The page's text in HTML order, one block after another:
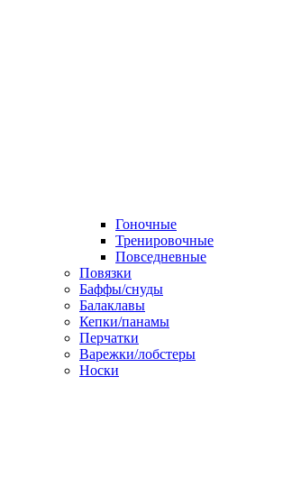
Гоночные
Тренировочные
Повседневные
Повязки
Баффы/снуды
Балаклавы
Кепки/панамы
Перчатки
Варежки/лобстеры
Носки